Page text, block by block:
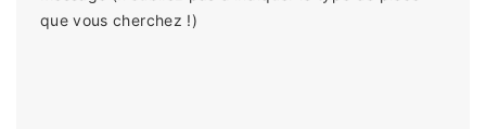
que vous cherchez !)